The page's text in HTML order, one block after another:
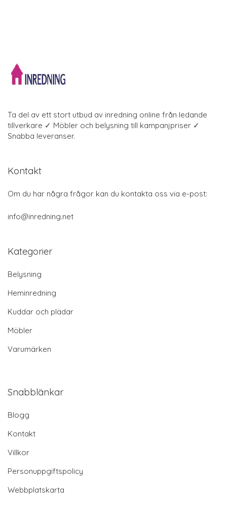
Ta del av ett stort utbud av inredning online från ledande
tillverkare ✓ Möbler och belysning till kampanjpriser ✓
Snabba leveranser.
Kontakt
Om du har några frågor kan du kontakta oss via e-post:
info@inredning.net
Kategorier
Belysning
Heminredning
Kuddar och plädar
Möbler
Varumärken
Snabblänkar
Blogg
Kontakt
Villkor
Personuppgiftspolicy
Webbplatskarta